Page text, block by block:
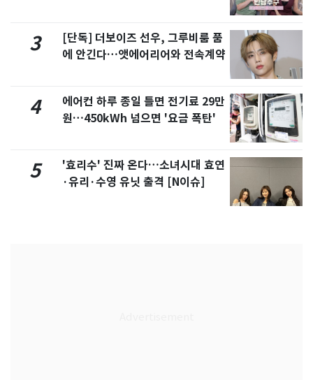
3
[단독] 더보이즈 선우, 그루비룸 품
에 안긴다…앳에어리어와 전속계약
4
에어컨 하루 종일 틀면 전기료 29만
원…450kWh 넘으면 '요금 폭탄'
5
'효리수' 진짜 온다…소녀시대 효연
·유리·수영 유닛 출격 [N이슈]